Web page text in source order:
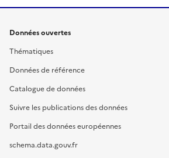
Données ouvertes
Thématiques
Données de référence
Catalogue de données
Suivre les publications des données
Portail des données européennes
schema.data.gouv.fr